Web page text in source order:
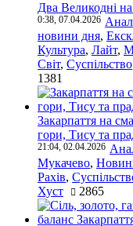
Два Великодні на
0:38, 07.04.2026
новини дня,
Культура, Лайт,
Світ, Суспільство
1381
Закарпаття на
гори, Тису та
21:04, 02.04.2026
Мукачево,
Рахів,
Хуст
2865